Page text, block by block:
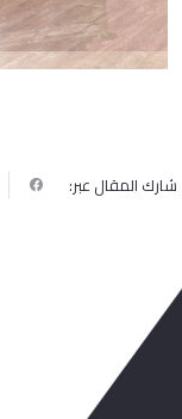
شارك المقال عبر: